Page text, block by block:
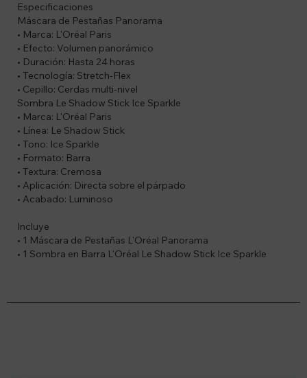
Especificaciones
Máscara de Pestañas Panorama
• Marca: L'Oréal Paris
• Efecto: Volumen panorámico
• Duración: Hasta 24 horas
• Tecnología: Stretch-Flex
• Cepillo: Cerdas multi-nivel
Sombra Le Shadow Stick Ice Sparkle
• Marca: L'Oréal Paris
• Línea: Le Shadow Stick
• Tono: Ice Sparkle
• Formato: Barra
• Textura: Cremosa
• Aplicación: Directa sobre el párpado
• Acabado: Luminoso
Incluye
• 1 Máscara de Pestañas L'Oréal Panorama
• 1 Sombra en Barra L'Oréal Le Shadow Stick Ice Sparkle